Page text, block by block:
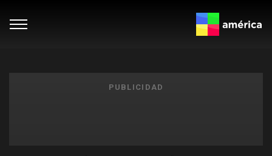
PUBLICIDAD